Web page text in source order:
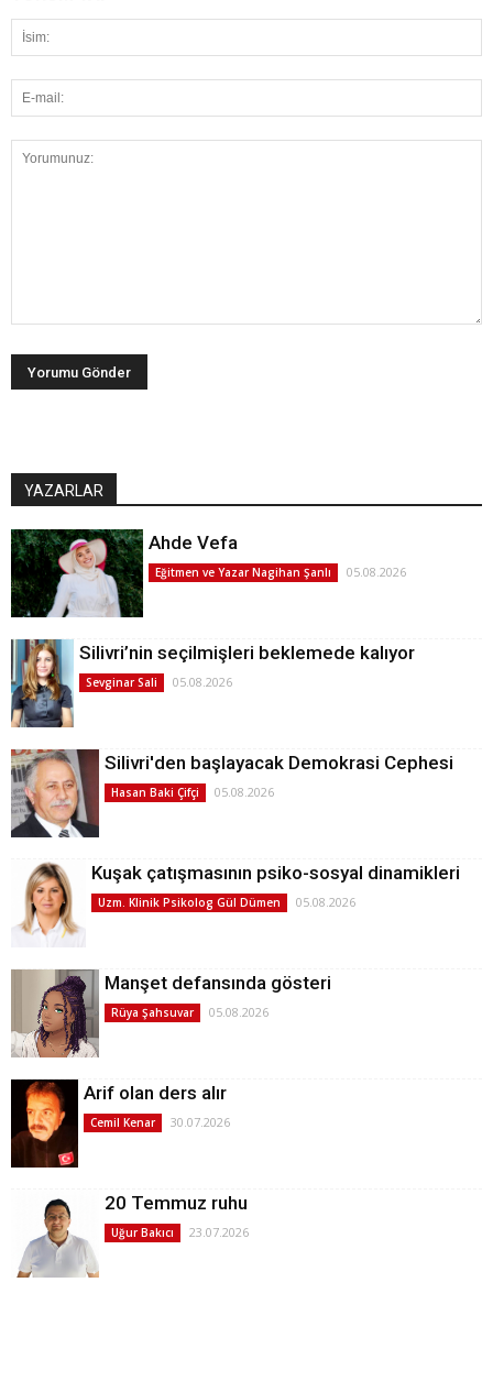
YAZARLAR
Ahde Vefa
Eğitmen ve Yazar Nagihan Şanlı 05.08.2026
Silivri’nin seçilmişleri beklemede kalıyor
Sevginar Sali 05.08.2026
Silivri'den başlayacak Demokrasi Cephesi
Hasan Baki Çifçi 05.08.2026
Kuşak çatışmasının psiko-sosyal dinamikleri
Uzm. Klinik Psikolog Gül Dümen 05.08.2026
Manşet defansında gösteri
Rüya Şahsuvar 05.08.2026
Arif olan ders alır
Cemil Kenar 30.07.2026
20 Temmuz ruhu
Uğur Bakıcı 23.07.2026